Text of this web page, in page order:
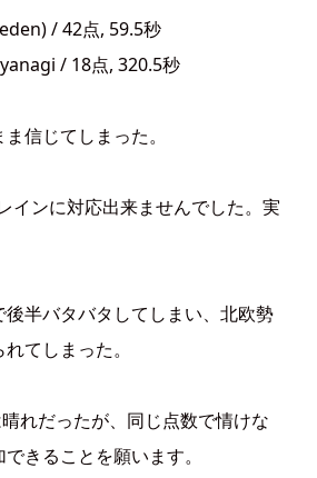
/ 42点, 59.5秒
/ 18点, 320.5秒
信じてしまった。
インに対応出来ませんでした。実
半バタバタしてしまい、北欧勢
てしまった。
れだったが、同じ点数で情けな
きることを願います。